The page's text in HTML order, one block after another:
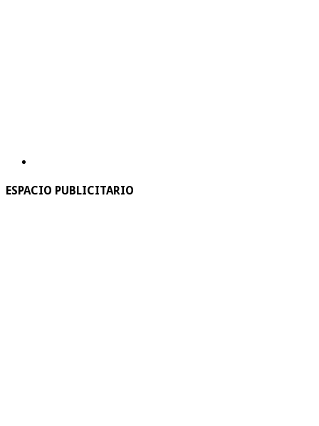
ESPACIO PUBLICITARIO